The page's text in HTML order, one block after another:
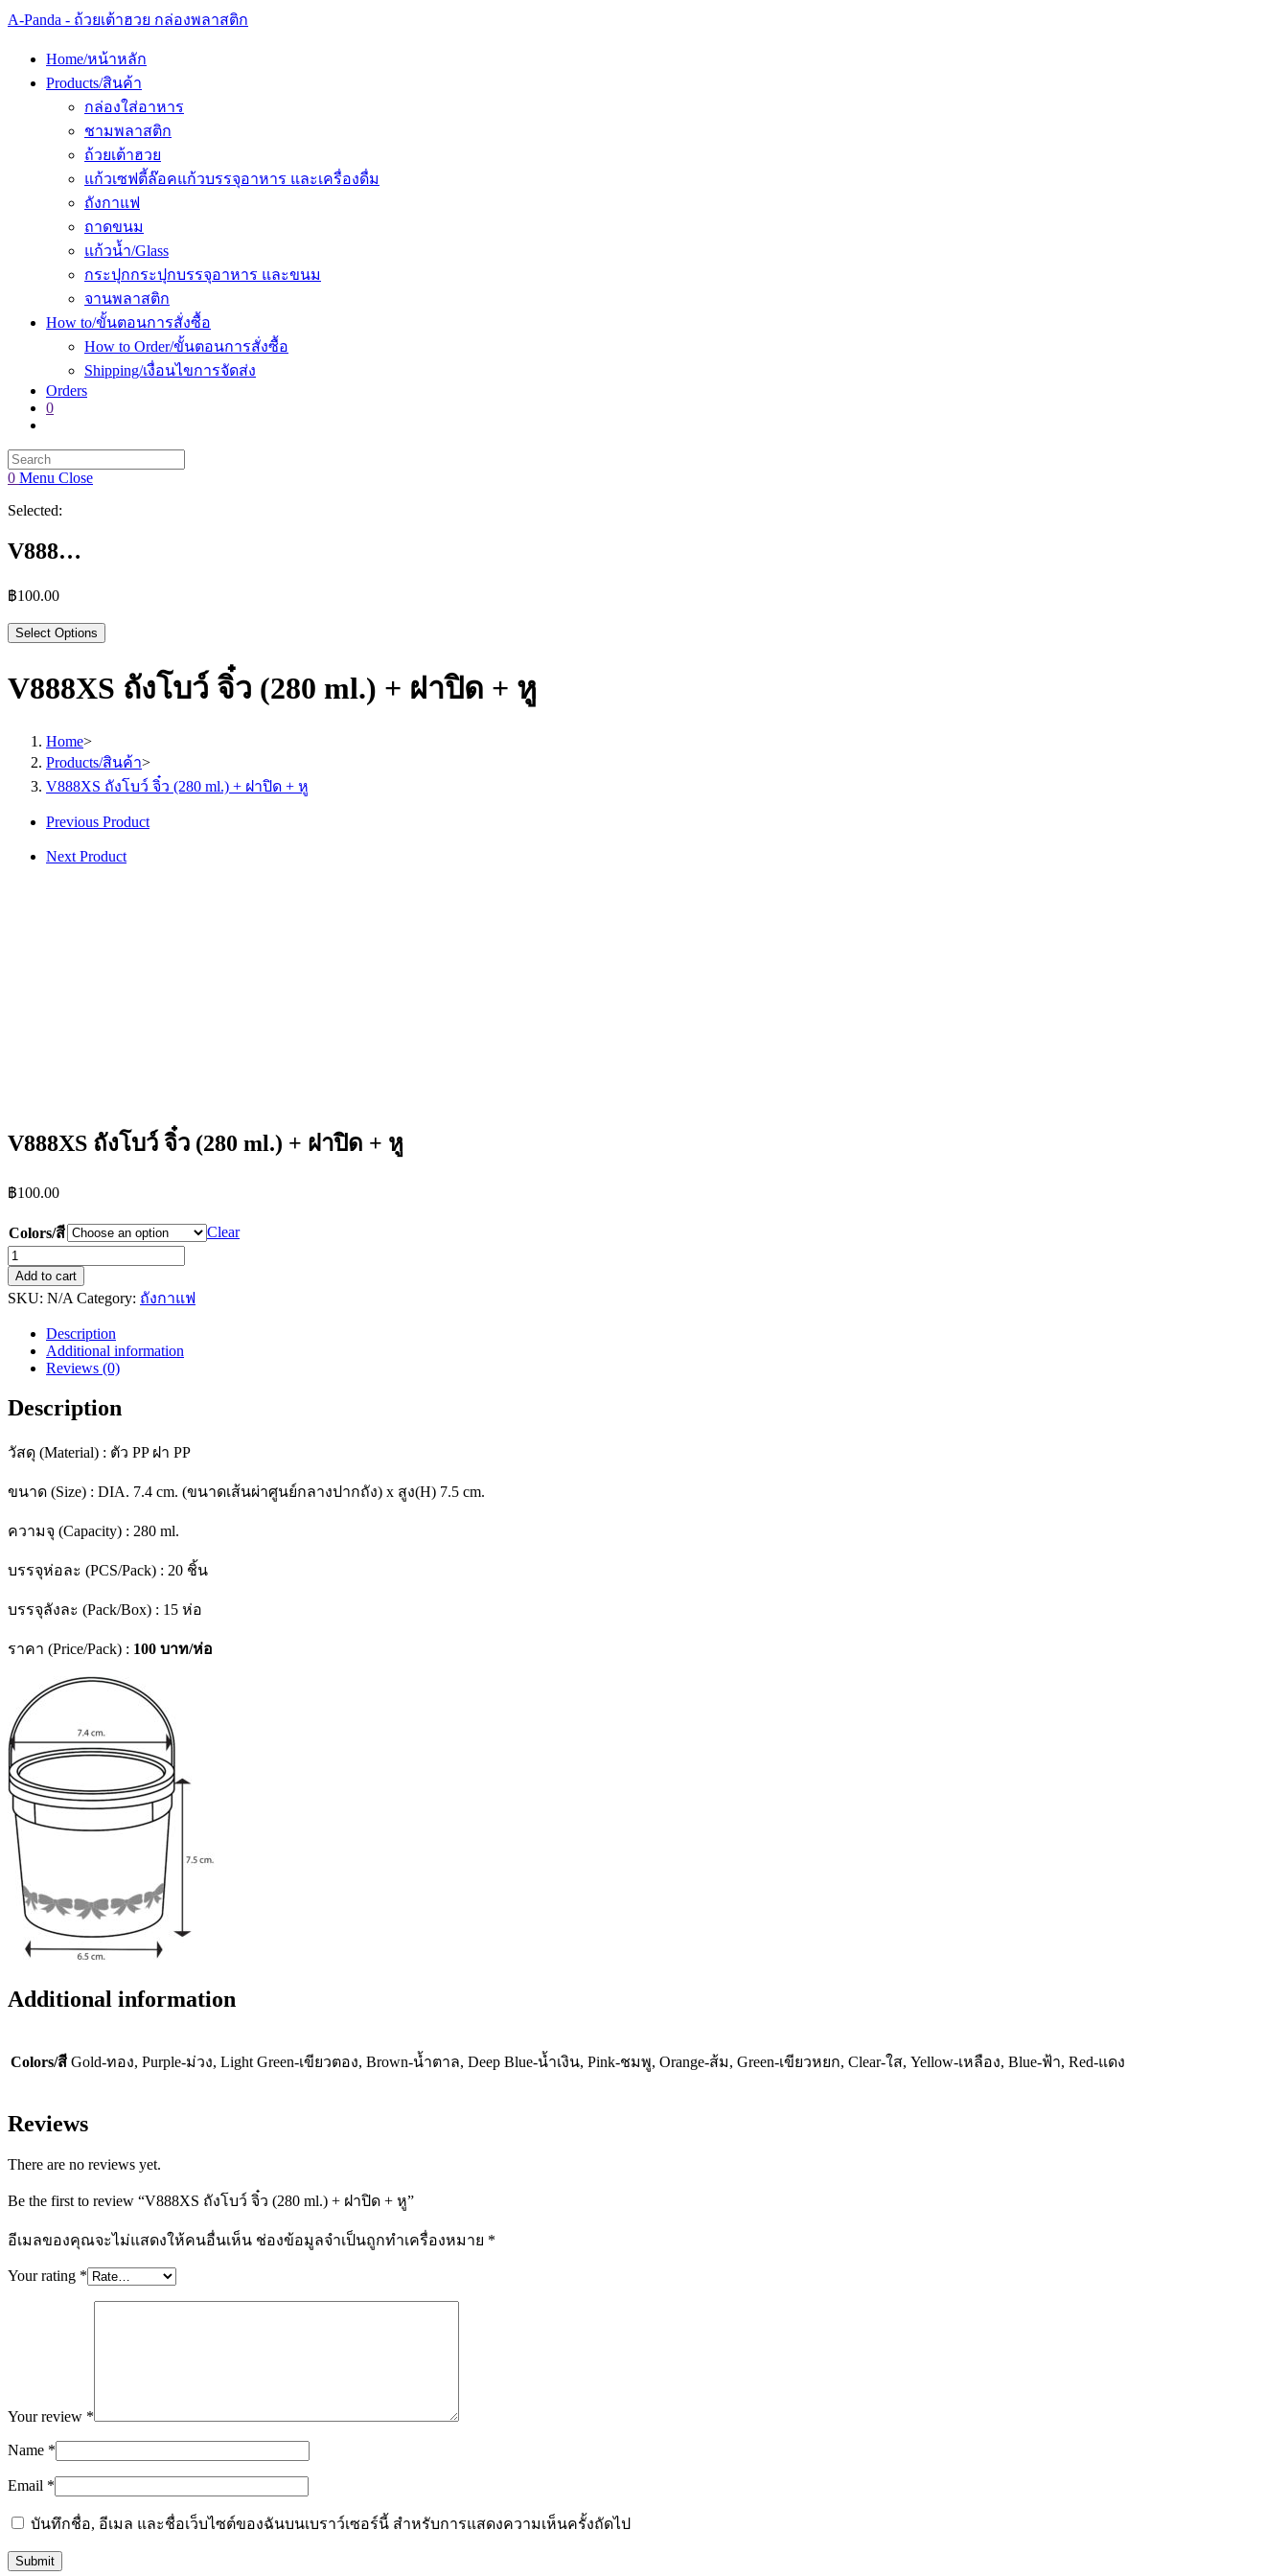
Skip
to
A-Panda - ถ้วยเต้าฮวย กล่องพลาสติก
Home/หน้าหลัก
Products/สินค้า
กล่องใส่อาหาร
ชามพลาสติก
ถ้วยเต้าฮวย
แก้วเซฟตี้ล๊อคแก้วบรรจุอาหาร และเครื่องดื่ม
ถังกาแฟ
ถาดขนม
แก้วน้ำ/Glass
กระปุกกระปุกบรรจุอาหาร และขนม
จานพลาสติก
How to/ขั้นตอนการสั่งซื้อ
How to Order/ขั้นตอนการสั่งซื้อ
Shipping/เงื่อนไขการจัดส่ง
Orders
0
search
0 Menu Close
Selected:
V888…
฿100.00
Select Options
V888XS ถังโบว์ จิ๋ว (280 ml.) + ฝาปิด + หู
Home>
Products/สินค้า>
V888XS ถังโบว์ จิ๋ว (280 ml.) + ฝาปิด + หู
Previous Product
Next Product
V888XS ถังโบว์ จิ๋ว (280 ml.) + ฝาปิด + หู
฿100.00
Colors/สี
Clear
V888XS
ถัง
โบว์
(280
ฝา
+
หู
quantity
Add to cart
SKU: N/A Category: ถังกาแฟ
Description
Additional information
Reviews (0)
Description
วัสดุ (Material) : ตัว PP ฝา PP
ขนาด (Size) : DIA. 7.4 cm. (ขนาดเส้นผ่าศูนย์กลางปากถัง) x สูง(H) 7.5 cm.
ความจุ (Capacity) : 280 ml.
บรรจุห่อละ (PCS/Pack) : 20 ชิ้น
บรรจุลังละ (Pack/Box) : 15 ห่อ
ราคา (Price/Pack) : 100 บาท/ห่อ
Additional information
Colors/สี Gold-ทอง, Purple-ม่วง, Light Green-เขียวตอง, Brown-น้ำตาล, Deep Blue-น้ำเงิน, Pink-ชมพู, Orange-ส้ม, Green-เขียวหยก, Clear-ใส, Yellow-เหลือง, Blue-ฟ้า, Red-แดง
Reviews
There are no reviews yet.
Be the first to review “V888XS ถังโบว์ จิ๋ว (280 ml.) + ฝาปิด + หู”
อีเมลของคุณจะไม่แสดงให้คนอื่นเห็น ช่องข้อมูลจำเป็นถูกทำเครื่องหมาย *
Your rating *
Your review *
Name *
Email *
บันทึกชื่อ, อีเมล และชื่อเว็บไซต์ของฉันบนเบราว์เซอร์นี้ สำหรับการแสดงความเห็นครั้งถัดไป